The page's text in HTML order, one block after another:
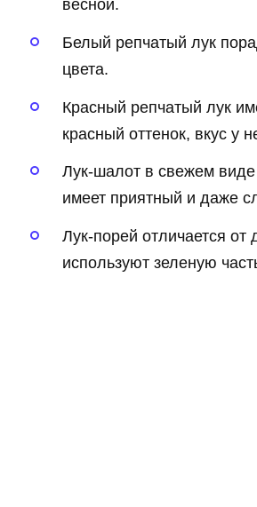
весной.
Белый репчатый лук
цвета.
Красный репчатый лук
красный оттенок, вкус у
Лук-шалот в свежем виде
имеет приятный и даже
Лук-порей отличается
используют зеленую